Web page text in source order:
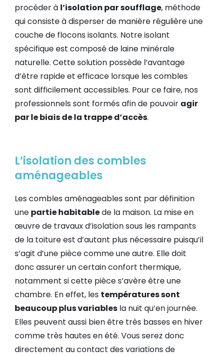
procéder à l’isolation par soufflage, méthode
qui consiste à disperser de manière régulière une
couche de flocons isolants. Notre isolant
spécifique est composé de laine minérale
naturelle. Cette solution possède l’avantage
d’être rapide et efficace lorsque les combles
sont difficilement accessibles. Pour ce faire, nos
professionnels sont formés afin de pouvoir agir
par le biais de la trappe d’accès.
L’isolation des combles
aménageables
Les combles aménageables sont par définition
une partie habitablede la maison. La mise en
œuvre de travaux d’isolation sous les rampants
de la toiture est d’autant plus nécessaire puisqu’il
s’agit d’une pièce comme une autre. Elle doit
donc assurer un certain confort thermique,
notamment si cette pièce s’avère être une
chambre. En effet, les températures sont
beaucoup plus variables la nuit qu’en journée.
Elles peuvent aussi bien être très basses en hiver
comme très hautes en été. Vous serez donc
directement au contact des variations de